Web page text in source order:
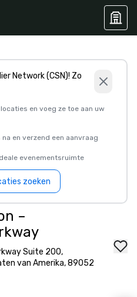
Network (CSN)! Zo
en voeg ze toe aan uw
en verzend een aanvraag
evenementsruimte
zoeken
–
Suite 200,
van Amerika, 89052